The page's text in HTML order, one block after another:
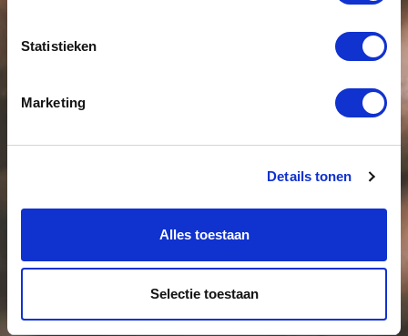
Statistieken
Marketing
Details tonen
Alles toestaan
Selectie toestaan